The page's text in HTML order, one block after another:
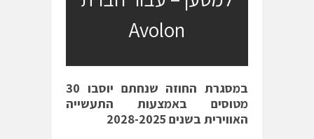
Avolon
במסגרת החוזה שנחתם יוסבו 30
מטוסים באמצעות התעשייה
האווירית בשנים 2028-2025